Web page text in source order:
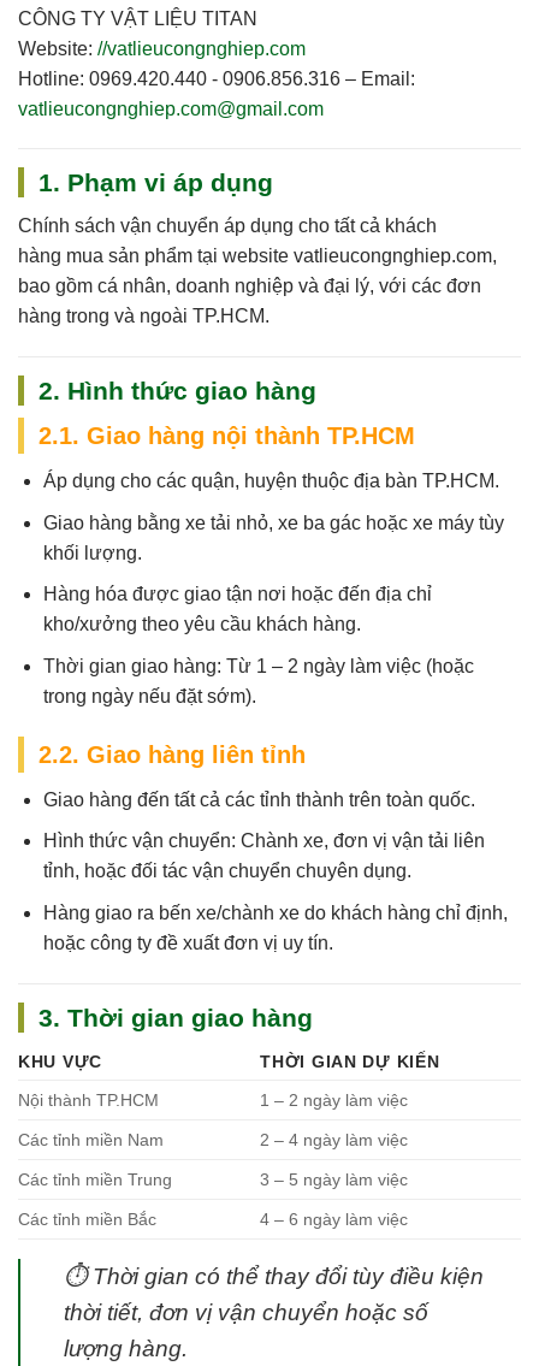
CÔNG TY VẬT LIỆU TITAN
Website: //vatlieucongnghiep.com
Hotline: 0969.420.440 - 0906.856.316 – Email:
vatlieucongnghiep.com@gmail.com
1. Phạm vi áp dụng
Chính sách vận chuyển áp dụng cho tất cả khách
hàng mua sản phẩm tại website vatlieucongnghiep.com,
bao gồm cá nhân, doanh nghiệp và đại lý, với các đơn
hàng trong và ngoài TP.HCM.
2. Hình thức giao hàng
2.1. Giao hàng nội thành TP.HCM
Áp dụng cho các quận, huyện thuộc địa bàn TP.HCM.
Giao hàng bằng xe tải nhỏ, xe ba gác hoặc xe máy tùy
khối lượng.
Hàng hóa được giao tận nơi hoặc đến địa chỉ
kho/xưởng theo yêu cầu khách hàng.
Thời gian giao hàng: Từ 1 – 2 ngày làm việc (hoặc
trong ngày nếu đặt sớm).
2.2. Giao hàng liên tỉnh
Giao hàng đến tất cả các tỉnh thành trên toàn quốc.
Hình thức vận chuyển: Chành xe, đơn vị vận tải liên
tỉnh, hoặc đối tác vận chuyển chuyên dụng.
Hàng giao ra bến xe/chành xe do khách hàng chỉ định,
hoặc công ty đề xuất đơn vị uy tín.
3. Thời gian giao hàng
KHU VỰC
THỜI GIAN DỰ KIẾN
Nội thành TP.HCM
1 – 2 ngày làm việc
Các tỉnh miền Nam 2 – 4 ngày làm việc
Các tỉnh miền Trung 3 – 5 ngày làm việc
Các tỉnh miền Bắc 4 – 6 ngày làm việc
⏱Thời gian có thể thay đổi tùy điều kiện
thời tiết, đơn vị vận chuyển hoặc số
lượng hàng.